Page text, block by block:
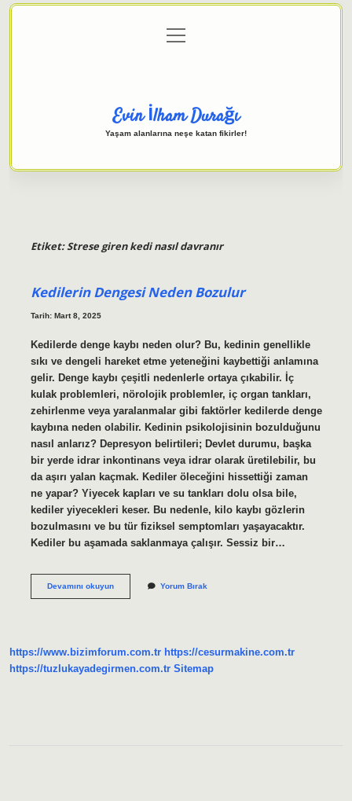
Gizlilik Politikası
menüyü
aç
Evin İlham Durağı
Yaşam alanlarına neşe katan fikirler!
Etiket:Strese giren kedi nasıl davranır
Kedilerin Dengesi Neden Bozulur
Tarih: Mart 8, 2025
Kedilerde denge kaybı neden olur? Bu, kedinin genellikle
sıkı ve dengeli hareket etme yeteneğini kaybettiği anlamına
gelir. Denge kaybı çeşitli nedenlerle ortaya çıkabilir. İç
kulak problemleri, nörolojik problemler, iç organ tankları,
zehirlenme veya yaralanmalar gibi faktörler kedilerde denge
kaybına neden olabilir. Kedinin psikolojisinin bozulduğunu
nasıl anlarız? Depresyon belirtileri; Devlet durumu, başka
bir yerde idrar inkontinans veya idrar olarak üretilebilir, bu
da aşırı yalan kaçmak. Kediler öleceğini hissettiği zaman
ne yapar? Yiyecek kapları ve su tankları dolu olsa bile,
kediler yiyecekleri keser. Bu nedenle, kilo kaybı gözlerin
bozulmasını ve bu tür fiziksel semptomları yaşayacaktır.
Kediler bu aşamada saklanmaya çalışır. Sessiz bir…
Devamını okuyunKedilerin
Yorum Bırak
https://www.bizimforum.com.tr https://cesurmakine.com.tr
https://tuzlukayadegirmen.com.tr Sitemap